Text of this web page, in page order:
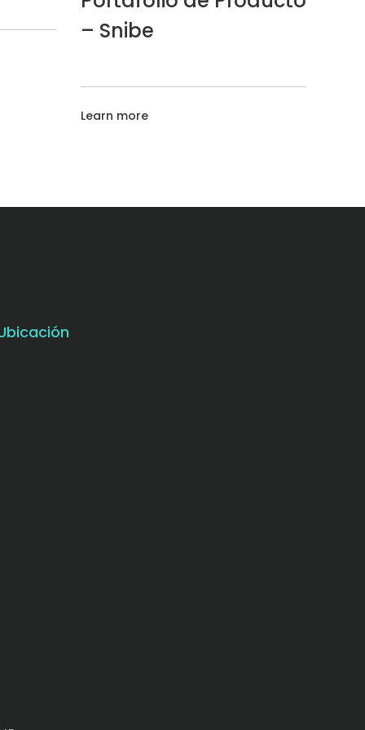
– Snibe
Learn more